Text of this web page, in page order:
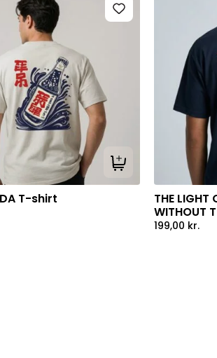
Tilføj til kurv
T-shirt
THE LIGHT
WITHOUT
199,00 kr.